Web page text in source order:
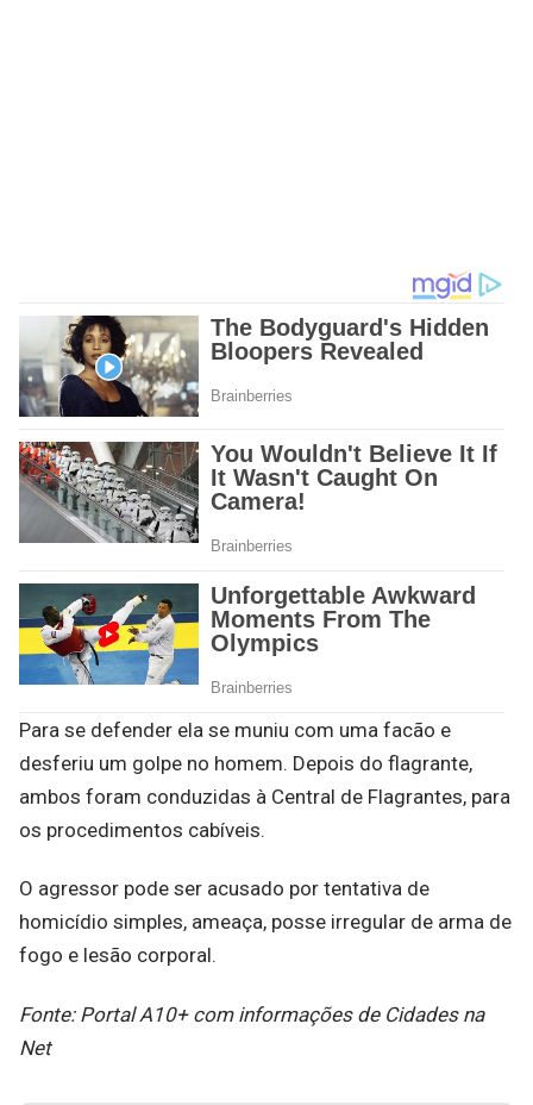
Para se defender ela se muniu com uma facão e
desferiu um golpe no homem. Depois do flagrante,
ambos foram conduzidas à Central de Flagrantes, para
os procedimentos cabíveis.
O agressor pode ser acusado por tentativa de
homicídio simples, ameaça, posse irregular de arma de
fogo e lesão corporal.
Fonte: Portal A10+ com informações de Cidades na
Net